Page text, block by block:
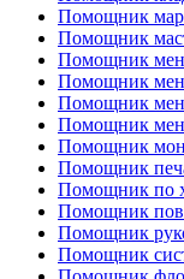
Помощник
Помощник
Помощник
Помощник
Помощник
Помощник
Помощник
Помощник
Помощник по
Помощник
Помощник
Помощник